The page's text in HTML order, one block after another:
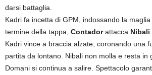
darsi battaglia.
Kadri fa incetta di GPM, indossando la
termine della tappa, Contadorattacca Nibali
Kadri vince a braccia alzate, coronando una
partita da lontano. Nibali non molla e resta in
Domani si continua a salire. Spettacolo